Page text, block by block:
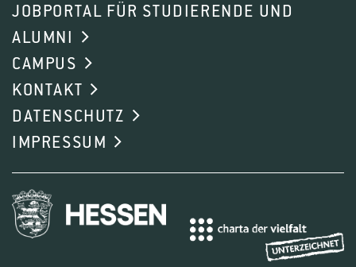
JOBPORTAL FÜR STUDIERENDE UND
ALUMNI
CAMPUS
KONTAKT
DATENSCHUTZ
IMPRESSUM